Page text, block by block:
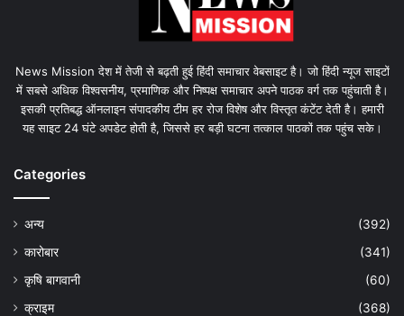
News Mission देश में तेजी से बढ़ती हुई हिंदी समाचार वेबसाइट है। जो हिंदी न्यूज साइटों
में सबसे अधिक विश्वसनीय, प्रमाणिक और निष्पक्ष समाचार अपने पाठक वर्ग तक पहुंचाती है।
इसकी प्रतिबद्ध ऑनलाइन संपादकीय टीम हर रोज विशेष और विस्तृत कंटेंट देती है। हमारी
यह साइट 24 घंटे अपडेट होती है, जिससे हर बड़ी घटना तत्काल पाठकों तक पहुंच सके।
Categories
अन्य
(392)
कारोबार
(341)
कृषि बागवानी
(60)
क्राइम
(368)